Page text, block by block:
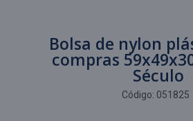
Bolsa de nylon
compras
Século
Código: 051825